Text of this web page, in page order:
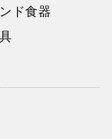
ド食器